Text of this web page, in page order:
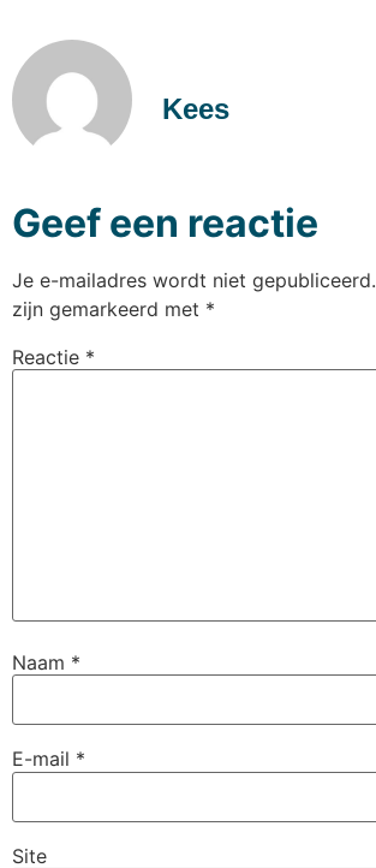
Kees
Geef een reactie
Je e-mailadres wordt niet gepubliceerd.
zijn gemarkeerd met *
Reactie *
Naam *
E-mail *
Site